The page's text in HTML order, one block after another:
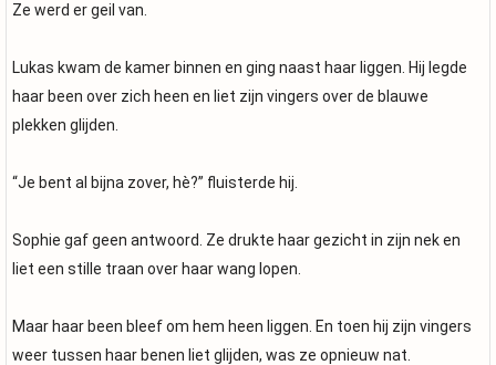
Ze werd er geil van.
Lukas kwam de kamer binnen en ging naast haar liggen. Hij legde
haar been over zich heen en liet zijn vingers over de blauwe
plekken glijden.
“Je bent al bijna zover, hè?” fluisterde hij.
Sophie gaf geen antwoord. Ze drukte haar gezicht in zijn nek en
liet een stille traan over haar wang lopen.
Maar haar been bleef om hem heen liggen. En toen hij zijn vingers
weer tussen haar benen liet glijden, was ze opnieuw nat.